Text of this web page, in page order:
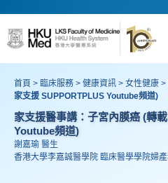
首頁 > 臨床服務 > 健康資訊 > 女性健康 >
家支援 SUPPORTPLUS Youtube頻道)
家支援醫事講：子宮內膜癌 (轉
Youtube頻道)
謝嘉瑜 醫生
香港大學李嘉誠醫學院 臨床醫學學院婦